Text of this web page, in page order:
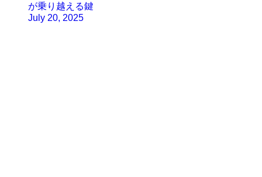
が乗り越える鍵
July 20, 2025